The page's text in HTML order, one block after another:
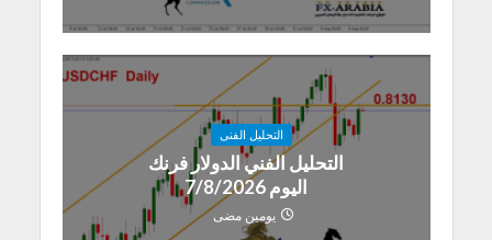
التحليل الفنى
التحليل الفني الدولار فرنك
اليوم 7/8/2026
يومين مضى